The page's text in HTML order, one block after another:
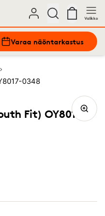
Valikko
Varaa näöntarkastus
0348
Fit) OY8017-